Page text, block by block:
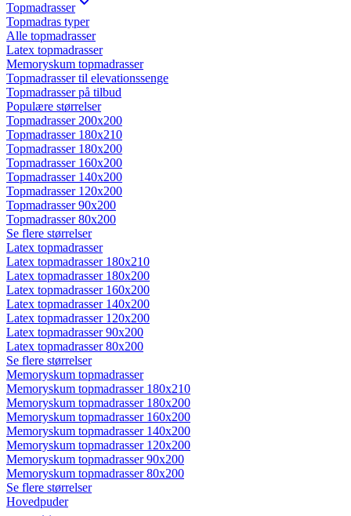
Topmadrasser
Topmadras typer
Alle topmadrasser
Latex topmadrasser
Memoryskum topmadrasser
Topmadrasser til elevationssenge
Topmadrasser på tilbud
Populære størrelser
Topmadrasser 200x200
Topmadrasser 180x210
Topmadrasser 180x200
Topmadrasser 160x200
Topmadrasser 140x200
Topmadrasser 120x200
Topmadrasser 90x200
Topmadrasser 80x200
Se flere størrelser
Latex topmadrasser
Latex topmadrasser 180x210
Latex topmadrasser 180x200
Latex topmadrasser 160x200
Latex topmadrasser 140x200
Latex topmadrasser 120x200
Latex topmadrasser 90x200
Latex topmadrasser 80x200
Se flere størrelser
Memoryskum topmadrasser
Memoryskum topmadrasser 180x210
Memoryskum topmadrasser 180x200
Memoryskum topmadrasser 160x200
Memoryskum topmadrasser 140x200
Memoryskum topmadrasser 120x200
Memoryskum topmadrasser 90x200
Memoryskum topmadrasser 80x200
Se flere størrelser
Hovedpuder